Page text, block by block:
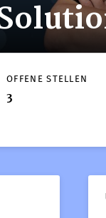
OFFENE STELLEN
3